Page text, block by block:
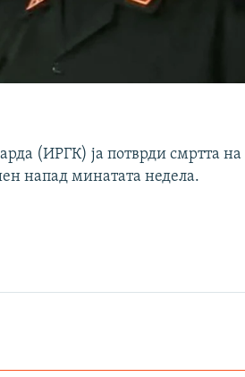
(ИРГК) ја потврди смртта
напад минатата недела.